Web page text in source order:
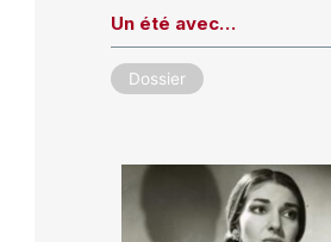
Un été avec…
Dossier